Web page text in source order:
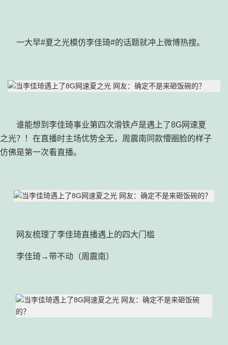
一大早#夏之光模仿李佳琦#的话题就冲上微博热搜。
谁能想到李佳琦事业第四次滑铁卢是遇上了8G网速夏
之光？！在直播时主场优势全无，周震南同款懵圈脸的样子
仿佛是第一次看直播。
网友梳理了李佳琦直播遇上的四大门槛
李佳琦→带不动（周震南）